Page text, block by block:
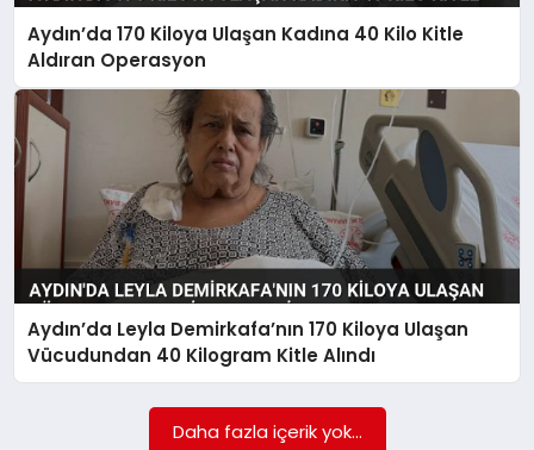
BESLENME
EĞITIM
EKONOMI
TEKNOLOJI
Aydın’da 170 Kiloya Ulaşan Kadına 40 Kilo Kitle
Aldıran Operasyon
Aydın’da Leyla Demirkafa’nın 170 Kiloya Ulaşan
Vücudundan 40 Kilogram Kitle Alındı
Daha fazla içerik yok...